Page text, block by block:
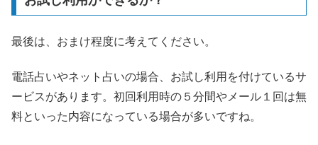
最後は、おまけ程度に考えてください。
電話占いやネット占いの場合、お試し利用を付けているサ
ービスがあります。初回利用時の５分間やメール１回は無
料といった内容になっている場合が多いですね。